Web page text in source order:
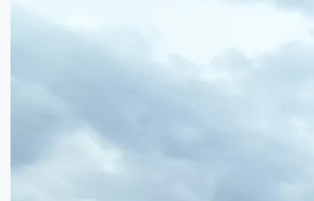
Просторий будинок в с.Бричківка. ...